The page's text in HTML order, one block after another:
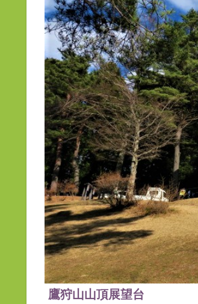
鷹狩山山頂展望台